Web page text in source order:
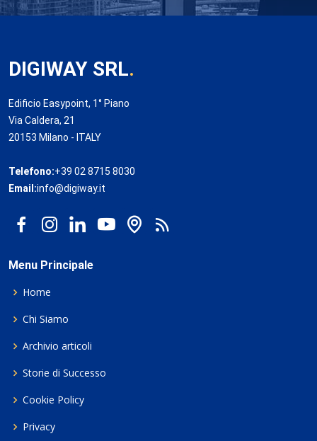
DIGIWAY SRL.
Edificio Easypoint, 1° Piano
Via Caldera, 21
20153 Milano - ITALY
Telefono:+39 02 8715 8030
Email:info@digiway.it
Menu Principale
Home
Chi Siamo
Archivio articoli
Storie di Successo
Cookie Policy
Privacy